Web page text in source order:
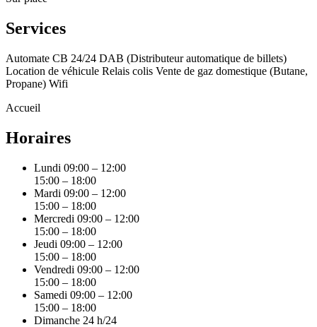
Services
Automate CB 24/24 DAB (Distributeur automatique de billets)
Location de véhicule Relais colis Vente de gaz domestique (Butane,
Propane) Wifi
Accueil
Horaires
Lundi 09:00 – 12:00
15:00 – 18:00
Mardi 09:00 – 12:00
15:00 – 18:00
Mercredi 09:00 – 12:00
15:00 – 18:00
Jeudi 09:00 – 12:00
15:00 – 18:00
Vendredi 09:00 – 12:00
15:00 – 18:00
Samedi 09:00 – 12:00
15:00 – 18:00
Dimanche 24 h/24